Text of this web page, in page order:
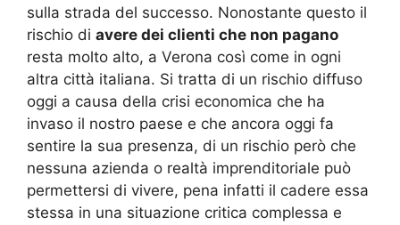
sulla strada del successo. Nonostante questo il
rischio di avere dei clienti che non pagano
resta molto alto, a Verona così come in ogni
altra città italiana. Si tratta di un rischio diffuso
oggi a causa della crisi economica che ha
invaso il nostro paese e che ancora oggi fa
sentire la sua presenza, di un rischio però che
nessuna azienda o realtà imprenditoriale può
permettersi di vivere, pena infatti il cadere essa
stessa in una situazione critica complessa e